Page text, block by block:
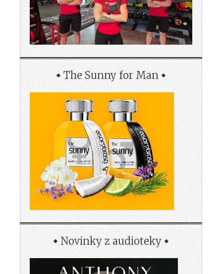
The Sunny for Man
Novinky z audioteky